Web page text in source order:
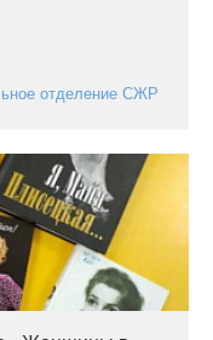
отделение СЖР